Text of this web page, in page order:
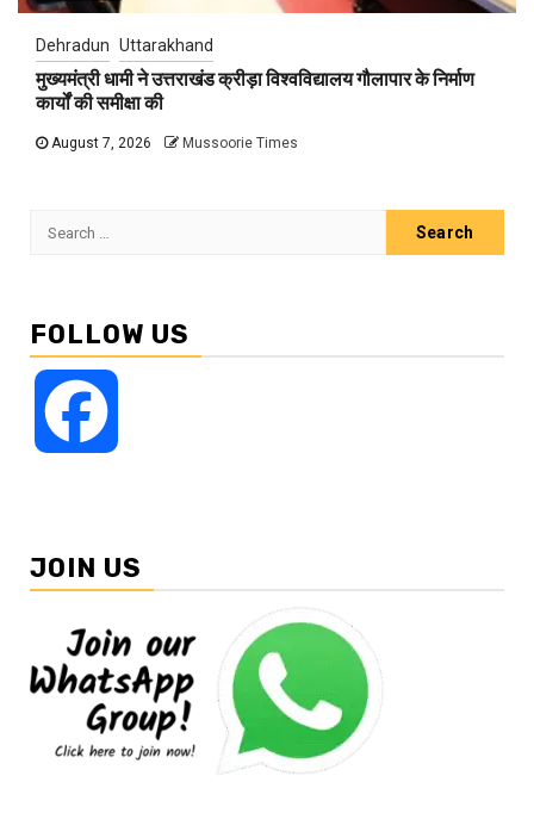
Dehradun Uttarakhand
मुख्यमंत्री धामी ने उत्तराखंड क्रीड़ा विश्वविद्यालय गौलापार के निर्माण
कार्यों की समीक्षा की
August 7, 2026 Mussoorie Times
Search
FOLLOW US
JOIN US